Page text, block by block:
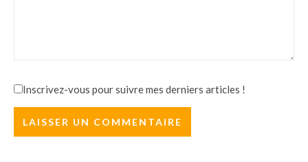
Inscrivez-vous pour suivre mes derniers articles !